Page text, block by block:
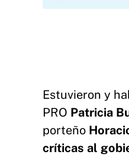
Estuvieron y
PRO Patricia
porteño
críticas al